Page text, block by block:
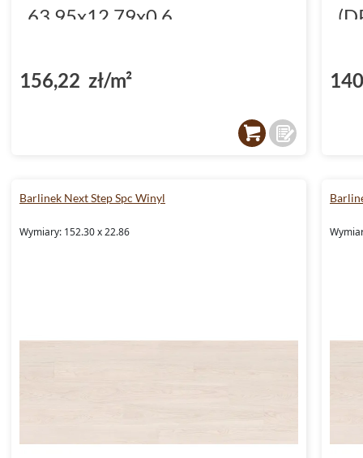
63.95x12.79x0.6
156,22 zł/m²
Barlinek Next Step Spc Winyl
Wymiary: 152.30 x 22.86